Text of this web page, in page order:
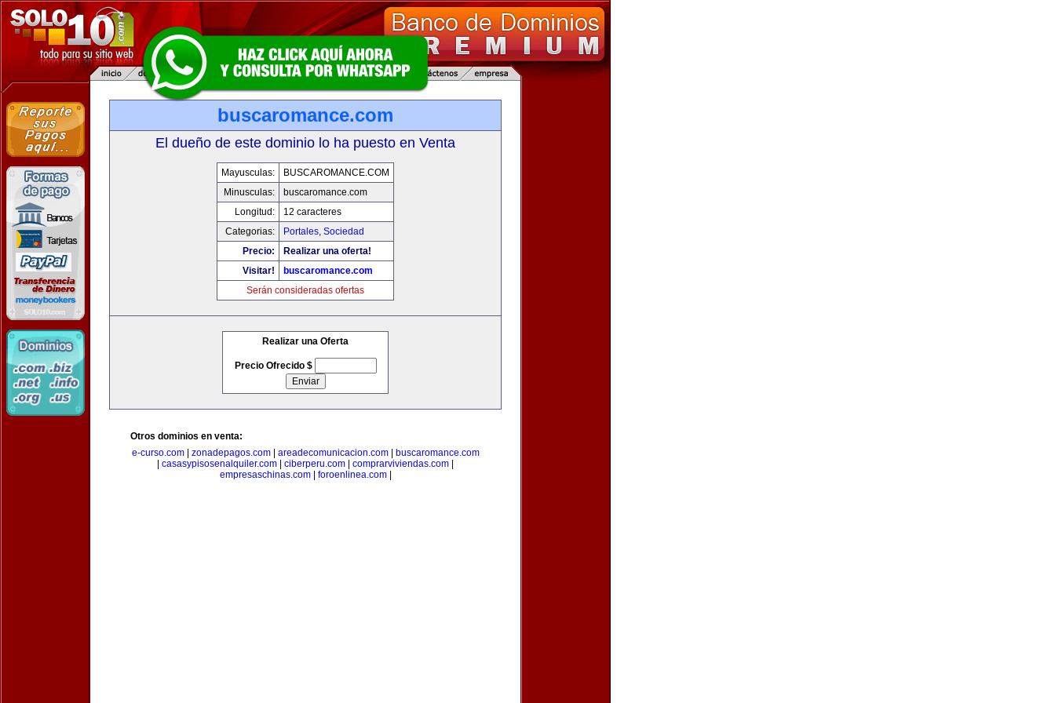
buscaromance.com
El dueño de este dominio lo ha puesto en Venta
Mayusculas:
BUSCAROMANCE.COM
Minusculas:
buscaromance.com
Longitud:
12 caracteres
Categorias:
Portales, Sociedad
Precio:
Realizar una oferta!
Visitar!
buscaromance.com
Serán consideradas ofertas
Realizar una Oferta
Precio Ofrecido $
Otros dominios en venta:
e-curso.com| zonadepagos.com| areadecomunicacion.com|
buscaromance.com
casasypisosenalquiler.com ciberperu.com comprarviviendas.com
empresaschinas.com| foroenlinea.com|